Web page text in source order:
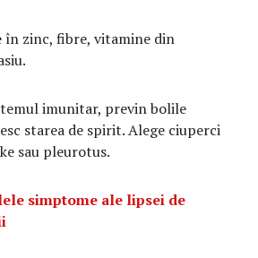
zinc, fibre, vitamine din
imunitar, previn bolile
starea de spirit. Alege ciuperci
sau pleurotus.
simptome ale lipsei de